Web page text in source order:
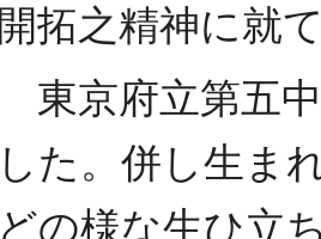
開拓之精神に就
東京府立第五
した。併し生ま
どの様な生ひ立